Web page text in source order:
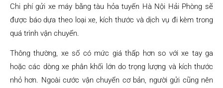
Chi phí gửi xe máy bằng tàu hỏa tuyến Hà Nội Hải Phòng sẽ
được báo dựa theo loại xe, kích thước và dịch vụ đi kèm trong
quá trình vận chuyển.
Thông thường, xe số có mức giá thấp hơn so với xe tay ga
hoặc các dòng xe phân khối lớn do trọng lượng và kích thước
nhỏ hơn. Ngoài cước vận chuyển cơ bản, người gửi cũng nên